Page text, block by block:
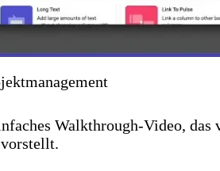
Walkthrough-Video, das